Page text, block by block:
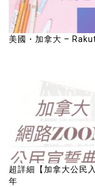
美國・加拿大 –
超詳細【加拿大公民
年